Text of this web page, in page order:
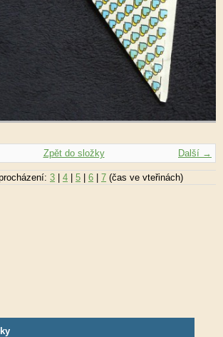
Další →
Zpět do složky
3 4 5 6 7 (čas ve vteřinách)